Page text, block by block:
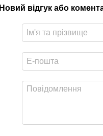
Новий відгук або